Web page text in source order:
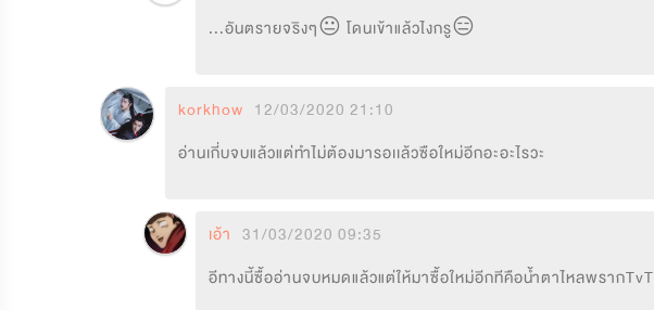
...อันตรายจริงๆ😐 โดนเข้าแล้วไงกรู😑
korkhow 12/03/2020 21:10
อ่านเกี่บจบแล้วแต่ทำไม่ต้องมารอเเล้วซือใหม่อีกอะอะไรวะ
เอ้า 31/03/2020 09:35
อีทางนี้ซื้ออ่านจบหมดแล้วแต่ให้มาซื้อใหม่อีกทีคือน้ำตาไหลพรากTvT